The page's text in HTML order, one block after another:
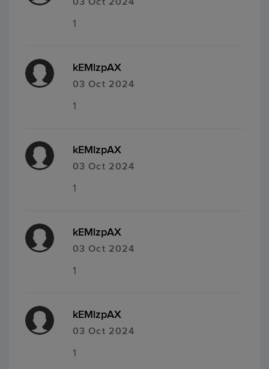
1
kEMlzpAX
03 Oct 2024
1
kEMlzpAX
03 Oct 2024
1
kEMlzpAX
03 Oct 2024
1
kEMlzpAX
03 Oct 2024
1